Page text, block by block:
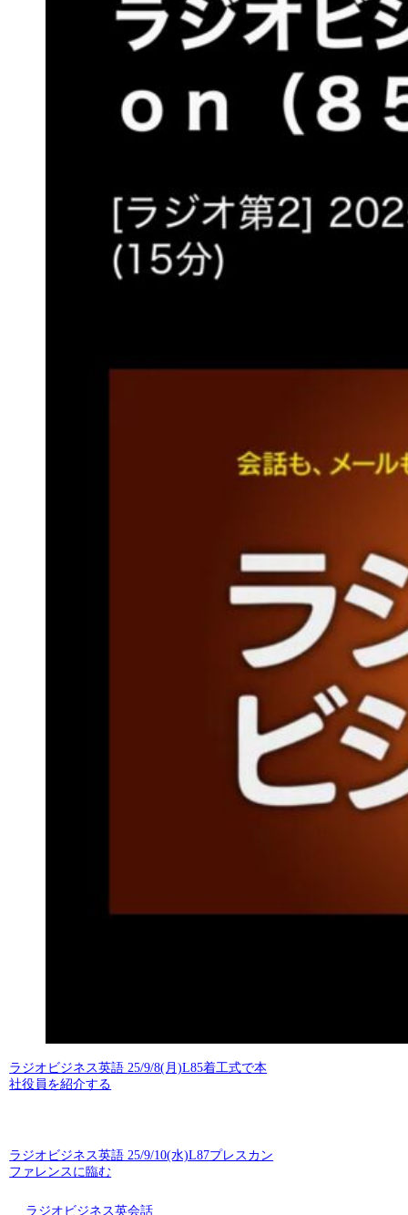
ラジオビジネス英語 25/9/8(月)L85着工式で本
社役員を紹介する
ラジオビジネス英語 25/9/10(水)L87プレスカン
ファレンスに臨む
ラジオビジネス英会話